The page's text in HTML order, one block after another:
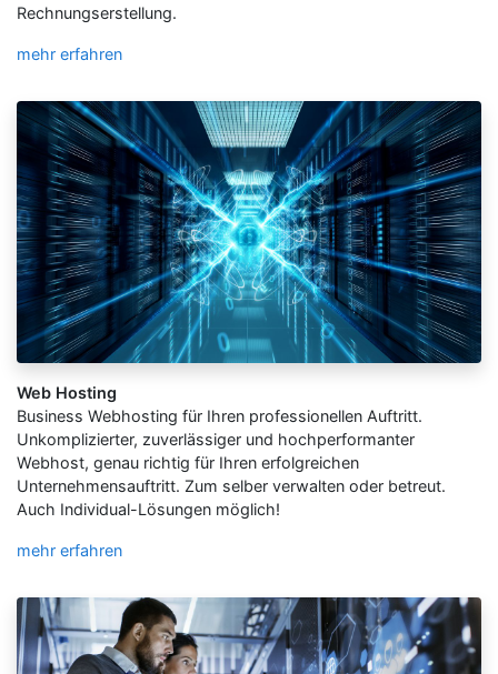
Rechnungserstellung.
mehr erfahren
Web Hosting
Business Webhosting für Ihren professionellen Auftritt.
Unkomplizierter, zuverlässiger und hochperformanter
Webhost, genau richtig für Ihren erfolgreichen
Unternehmensauftritt. Zum selber verwalten oder betreut.
Auch Individual-Lösungen möglich!
mehr erfahren